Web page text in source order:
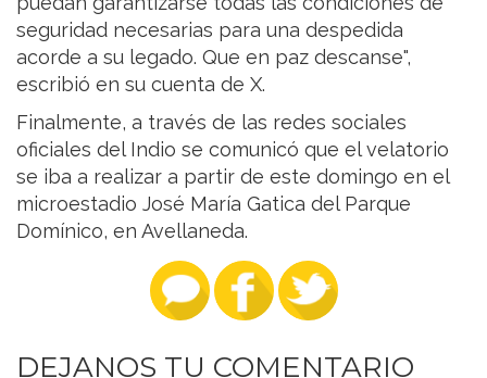
seguridad necesarias para una despedida
acorde a su legado. Que en paz descanse",
escribió en su cuenta de X.
Finalmente, a través de las redes sociales
oficiales del Indio se comunicó que el velatorio
se iba a realizar a partir de este domingo en el
microestadio José María Gatica del Parque
Domínico, en Avellaneda.
DEJANOS TU COMENTARIO